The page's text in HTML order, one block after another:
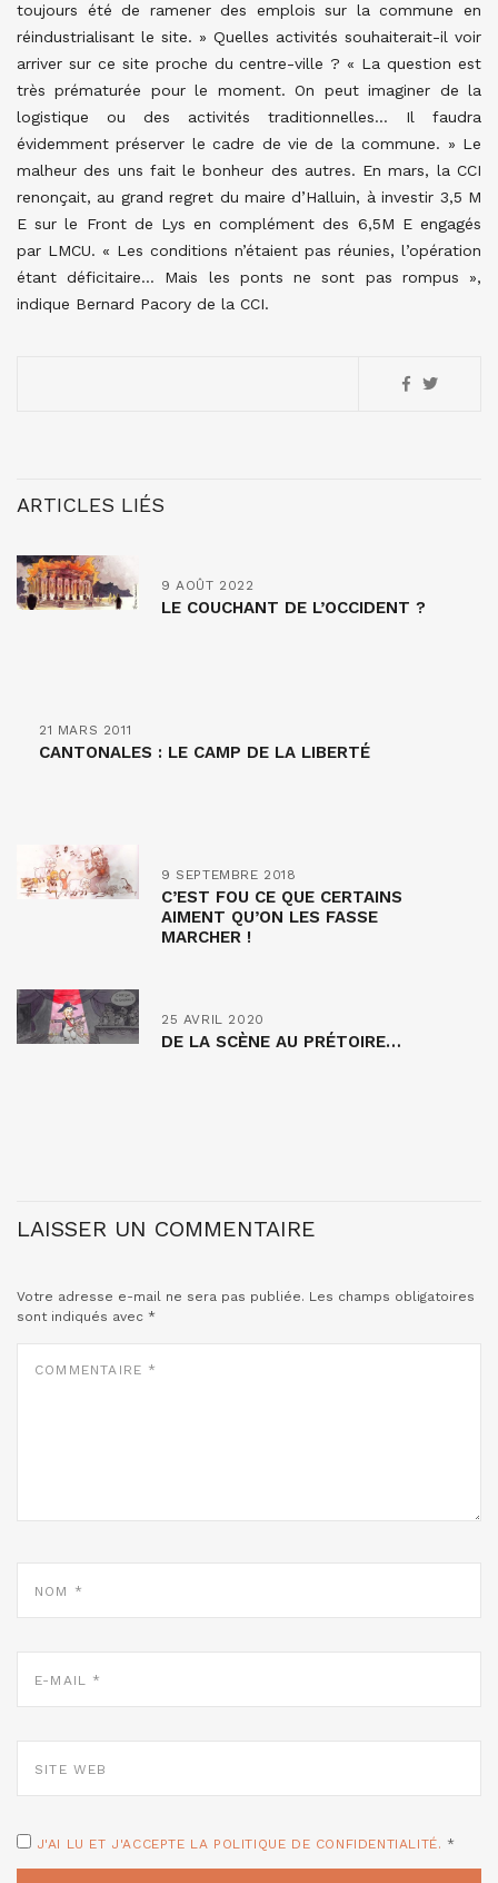
toujours été de ramener des emplois sur la commune en
réindustrialisant le site. » Quelles activités souhaiterait-il voir
arriver sur ce site proche du centre-ville ? « La question est
très prématurée pour le moment. On peut imaginer de la
logistique ou des activités traditionnelles… Il faudra
évidemment préserver le cadre de vie de la commune. » Le
malheur des uns fait le bonheur des autres. En mars, la CCI
renonçait, au grand regret du maire d’Halluin, à investir 3,5 M
E sur le Front de Lys en complément des 6,5M E engagés
par LMCU. « Les conditions n’étaient pas réunies, l’opération
étant déficitaire… Mais les ponts ne sont pas rompus »,
indique Bernard Pacory de la CCI.
ARTICLES LIÉS
9 AOÛT 2022
LE COUCHANT DE L’OCCIDENT ?
21 MARS 2011
CANTONALES : LE CAMP DE LA LIBERTÉ
9 SEPTEMBRE 2018
C’EST FOU CE QUE CERTAINS
AIMENT QU’ON LES FASSE
MARCHER !
25 AVRIL 2020
DE LA SCÈNE AU PRÉTOIRE…
LAISSER UN COMMENTAIRE
Votre adresse e-mail ne sera pas publiée. Les champs obligatoires
sont indiqués avec *
MAIL
WEB
J'AI LU ET J'ACCEPTE LA POLITIQUE DE CONFIDENTIALITÉ. *